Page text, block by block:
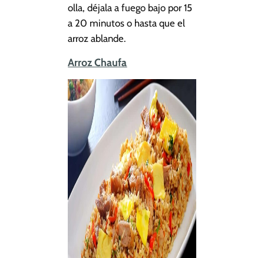
olla, déjala a fuego bajo por 15
a 20 minutos o hasta que el
arroz ablande.
Arroz Chaufa